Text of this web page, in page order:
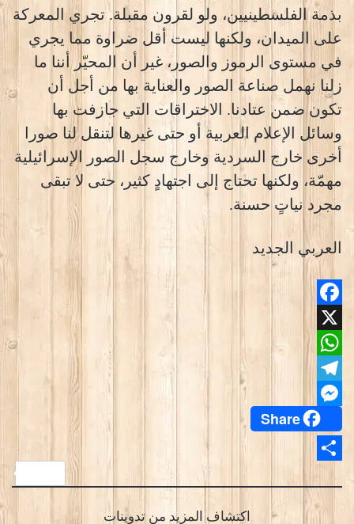
بذمة الفلسطينيين، ولو لقرون مقبلة. تجري المعركة
على الميدان، ولكنها ليست أقل ضراوة مما يجري
في مستوى الرموز والصور، غير أن المحيّر أننا ما
زلنا نهمل صناعة الصور والعناية بها من أجل أن
تكون ضمن عتادنا. الاختراقات التي جازفت بها
وسائل الإعلام العربية أو حتى غيرها لتنقل لنا صورا
أخرى خارج السردية وخارج سجل الصور الإسرائيلية
مهمّة، ولكنها تحتاج إلى اجتهادٍ كثير، حتى لا تبقى
مجرد نياتٍ حسنة.
العربي الجديد
Facebook
X
WhatsApp
Telegram
Messenger
Share
Share
اكتشاف المزيد من تدوينات